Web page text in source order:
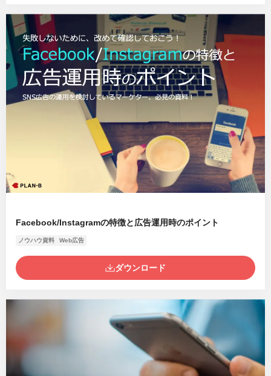
Facebook/Instagramの特徴と広告運用時のポイント
ノウハウ資料 Web広告
ダウンロード